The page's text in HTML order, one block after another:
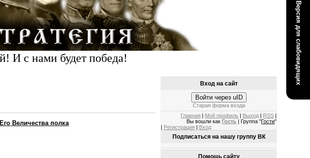
Версия для слабовидящих
И с нами будет победа!
Величества полка
Вход на сайт
Войти через uID
Старая форма входа
Главная
Мой профиль Выход RSS
Вы вошли как Гость | Группа "Гости"
Регистрация Вход
Подписаться на нашу группу ВК